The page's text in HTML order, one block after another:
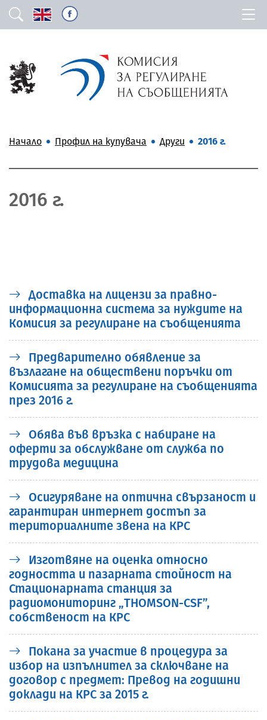
Начало Профил на купувача Други 2016 г.
2016 г.
Доставка на лицензи за правно-
информационна система за нуждите на
Комисия за регулиране на съобщенията
Предварително обявление за
възлагане на обществени поръчки от
Комисията за регулиране на съобщенията
през 2016 г.
Обява във връзка с набиране на
оферти за обслужване от служба по
трудова медицина
Осигуряване на оптична свързаност и
гарантиран интернет достъп за
териториалните звена на КРС
Изготвяне на оценка относно
годността и пазарната стойност на
Стационарната станция за
радиомониторинг „THOMSON-CSF”,
собственост на КРС
Покана за участие в процедура за
избор на изпълнител за сключване на
договор с предмет: Превод на годишни
доклади на КРС за 2015 г.